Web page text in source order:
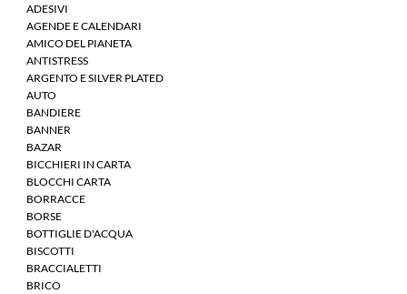
ADESIVI
AGENDE E CALENDARI
AMICO DEL PIANETA
ANTISTRESS
ARGENTO E SILVER PLATED
AUTO
BANDIERE
BANNER
BAZAR
BICCHIERI IN CARTA
BLOCCHI CARTA
BORRACCE
BORSE
BOTTIGLIE D'ACQUA
BISCOTTI
BRACCIALETTI
BRICO